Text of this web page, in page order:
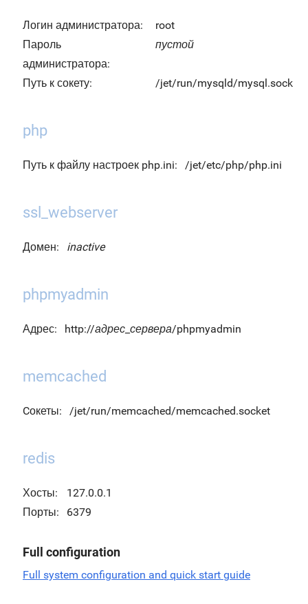
Логин администратора:
root
Пароль
администратора:
пустой
Путь к сокету: /jet/run/mysqld/mysql.sock
php
Путь к файлу настроек php.ini: /jet/etc/php/php.ini
ssl_webserver
Домен: inactive
phpmyadmin
Адрес: http://адрес_сервера/phpmyadmin
memcached
Cокеты: /jet/run/memcached/memcached.socket
redis
Хосты:
127.0.0.1
Порты:
6379
Full configuration
Full system configuration and quick start guide